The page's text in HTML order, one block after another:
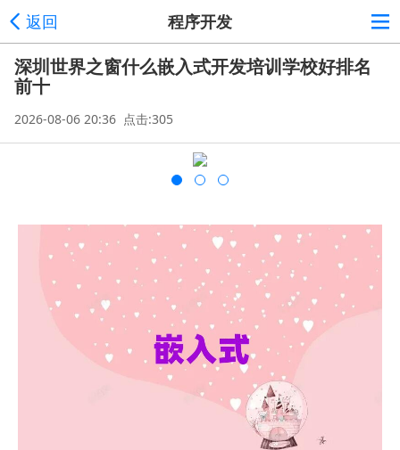
返回 程序开发
深圳世界之窗什么嵌入式开发培训学校好排名
前十
2026-08-06 20:36 点击:305